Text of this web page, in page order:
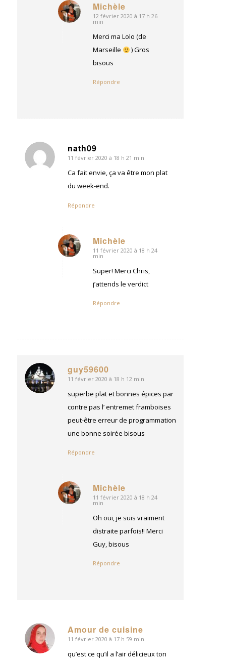
Michèle
dit
12 février 2020 à 17 h 26
min
Merci ma Lolo (de
Marseille
) Gros
bisous
Répondre
nath09
dit
11 février 2020 à 18 h 21 min
Ca fait envie, ça va être mon plat
du week-end.
Répondre
Michèle
dit
11 février 2020 à 18 h 24
min
Super! Merci Chris,
j’attends le verdict
Répondre
guy59600
dit
:
11 février 2020 à 18 h 12 min
superbe plat et bonnes épices par
contre pas l’ entremet framboises
peut-être erreur de programmation
une bonne soirée bisous
Répondre
Michèle
dit
11 février 2020 à 18 h 24
min
Oh oui, je suis vraiment
distraite parfois!! Merci
Guy, bisous
Répondre
Amour de cuisine
dit
:
11 février 2020 à 17 h 59 min
qu’est ce qu’il a l’air délicieux ton